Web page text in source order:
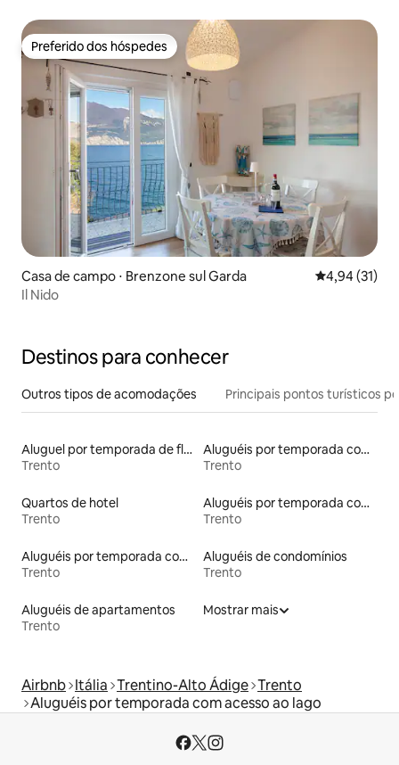
Preferido dos hóspedes
Preferido dos hóspedes
Casa de campo ⋅ Brenzone sul Garda 4,94 de uma
4,94 (31)
Il Nido
Destinos para conhecer
Outros tipos de acomodações Principais pontos turísticos
Aluguel por temporada de flats
Trento
Aluguéis por temporada com cama de altura acessível
Trento
Quartos de hotel
Trento
Aluguéis por temporada com banheira de hidromassagem
Trento
Aluguéis por temporada com sauna
Trento
Aluguéis de condomínios
Trento
Aluguéis de apartamentos
Trento
Mostrar mais
Airbnb Itália Trentino-Alto Ádige Trento
Aluguéis por temporada com acesso ao lago